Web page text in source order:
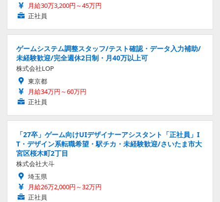
月給30万3,200円～45万円
正社員
ゲームシステム調整スタッフ/テスト確認・データ入力補助/
未経験歓迎/完全週休2日制・月40万以上可
株式会社LOP
東京都
月給34万円～60万円
正社員
「27卒」ゲーム向けUIデザイナーアシスタント「正社員」I
T・デザイン系転職希望・駅チカ・未経験歓迎/さいたま市大
宮区桜木町2丁目
株式会社大斗
埼玉県
月給26万2,000円～32万円
正社員